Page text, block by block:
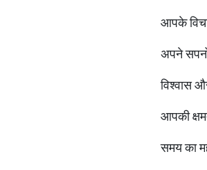
आपके
अपने
विश्वास
आपकी
समय का